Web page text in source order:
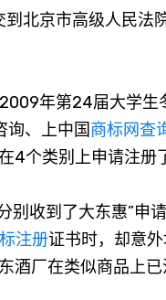
北京市高级人民法
年第24届大学生
询、上中国商标网查
4个类别上申请注册
收到了大东惠”申
注册证书时，却意
酒厂在类似商品上已